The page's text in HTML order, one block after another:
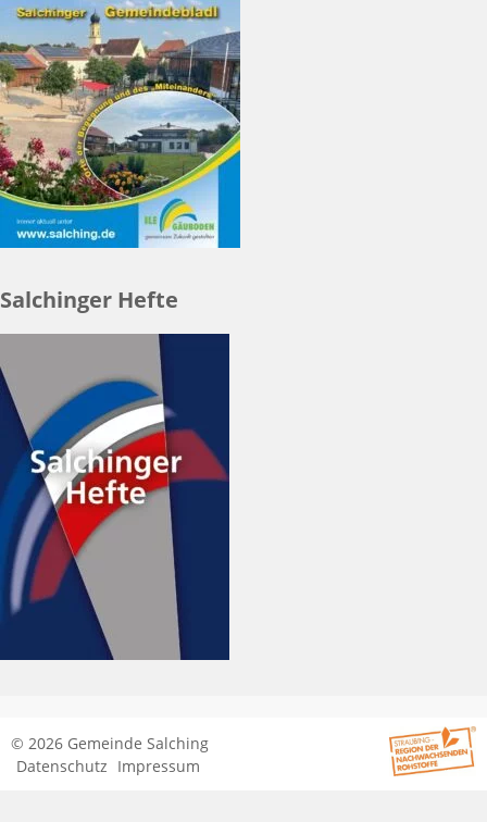
Salchinger Hefte
© 2026 Gemeinde Salching
Datenschutz Impressum